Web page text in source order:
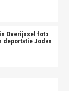
Overijssel foto
deportatie Joden